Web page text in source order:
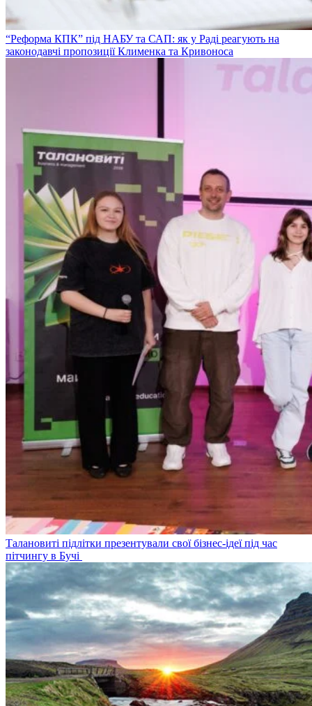
“Реформа КПК” під НАБУ та САП: як у Раді реагують на
законодавчі пропозиції Клименка та Кривоноса
Талановиті підлітки презентували свої бізнес-ідеї під час
пітчингу в Бучі